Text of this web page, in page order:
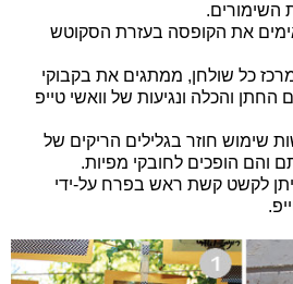
השימורים.
את הקופסה בעזרת הסקוטש
כל שולחן, ממתגים את בקבוקי
החתן והכלה ונגיעות של וואשי טייפ
שימוש חוזר בגלילים הריקים של
והם הופכים לחובקי מפיות.
לקשט קשת ראש בפרח על-ידי